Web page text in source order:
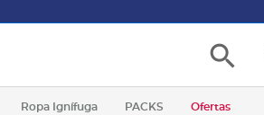
search
Ropa Ignífuga PACKS Ofertas